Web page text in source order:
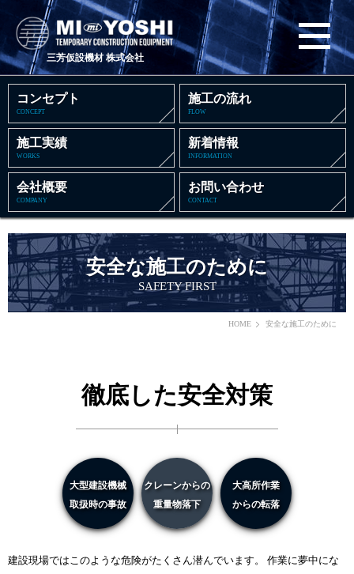
三芳仮設機材 株式会社
コンセプト
CONCEPT
施工の流れ
FLOW
施工実績
WORKS
新着情報
INFORMATION
会社概要
COMPANY
お問い合わせ
CONTACT
安全な施工のために
SAFETY FIRST
HOME 安全な施工のために
徹底した安全対策
大型建設機械
取扱時の事故
クレーンからの
重量物落下
大高所作業
からの転落
建設現場ではこのような危険がたくさん潜んでいます。 作業に夢中にな